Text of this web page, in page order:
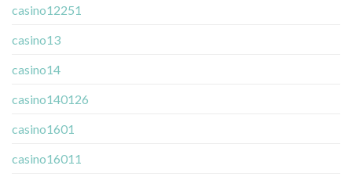
casino12251
casino13
casino14
casino140126
casino1601
casino16011